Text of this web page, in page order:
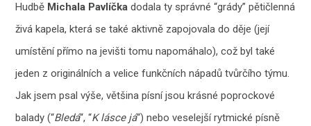
Hudbě Michala Pavlíčka dodala ty správné “grády” pětičlenná
živá kapela, která se také aktivně zapojovala do děje (její
umístění přímo na jevišti tomu napomáhalo), což byl také
jeden z originálních a velice funkčních nápadů tvůrčího týmu.
Jak jsem psal výše, většina písní jsou krásné poprockové
balady (“Bledá“, “K lásce já“) nebo veselejší rytmické písně